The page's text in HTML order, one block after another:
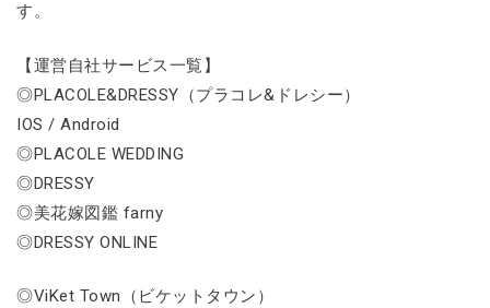
す。
【運営自社サービス一覧】
◎PLACOLE&DRESSY（プラコレ&ドレシー）
IOS / Android
◎PLACOLE WEDDING
◎DRESSY
◎美花嫁図鑑 farny
◎DRESSY ONLINE
◎ViKet Town（ビケットタウン）